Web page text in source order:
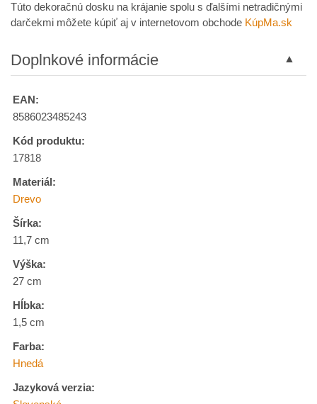
Túto dekoračnú dosku na krájanie spolu s ďalšími netradičnými
darčekmi môžete kúpiť aj v internetovom obchode KúpMa.sk
Doplnkové informácie
EAN:
8586023485243
Kód produktu:
17818
Materiál:
Drevo
Šírka:
11,7 cm
Výška:
27 cm
Hĺbka:
1,5 cm
Farba:
Hnedá
Jazyková verzia: